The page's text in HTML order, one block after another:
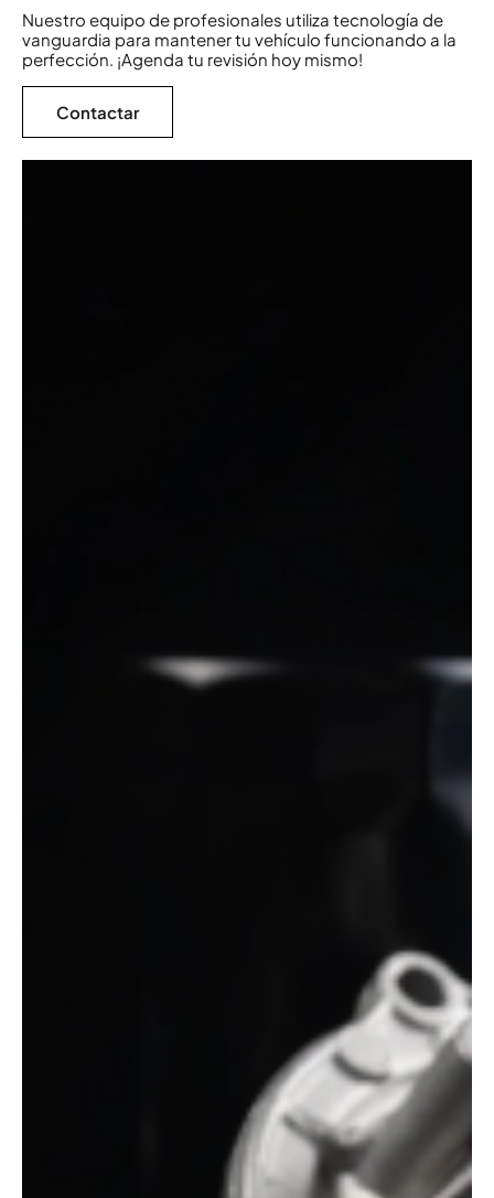
Nuestro equipo de profesionales utiliza tecnología de
vanguardia para mantener tu vehículo funcionando a la
perfección. ¡Agenda tu revisión hoy mismo!
Contactar